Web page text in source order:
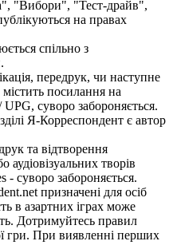
"Вибори", "Тест-драйв",
на правах
спільно з
передрук, чи наступне
посилання на
суворо забороняється.
Я-Корреспондент є автор
та відтворення
аудіовізуальних творів
- суворо забороняється.
призначені для осіб
в азартних іграх може
Дотримуйтесь правил
гри. При виявленні перших